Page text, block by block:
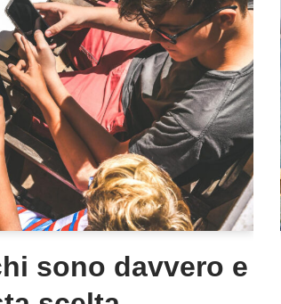
sono davvero e